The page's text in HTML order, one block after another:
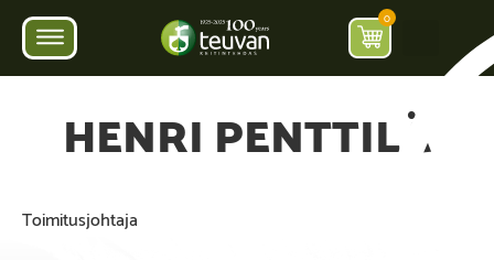
0
HENRI PENTTILÄ
Toimitusjohtaja